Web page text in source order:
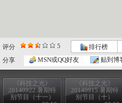
评分 5 排行榜
分享
MSN或QQ好友 贴到博
《科技之光》
20140922 暑期特
别节目（十一）
《科技之光》
20140915 暑期特
别节目（十）